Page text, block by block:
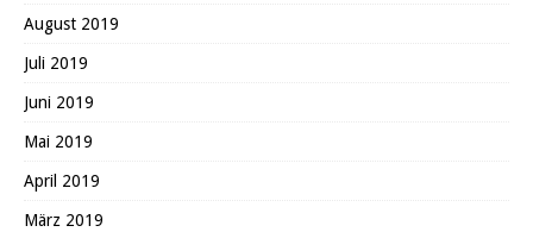
August 2019
Juli 2019
Juni 2019
Mai 2019
April 2019
März 2019